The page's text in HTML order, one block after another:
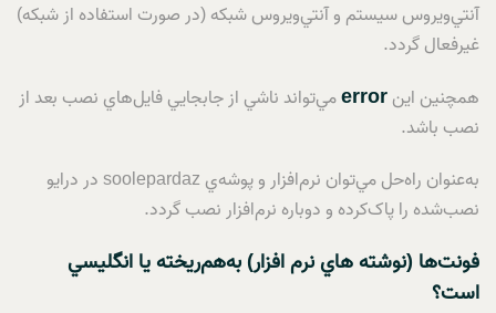
آنتي‌ويروس سيستم و آنتي‌ويروس شبکه (در صورت استفاده از شبکه)
غيرفعال گردد.
همچنين اينerrorمي‌تواند ناشي از جابجايي فايل‌هاي نصب بعد از
نصب باشد.
به‌عنوان راه‌حل مي‌توان نرم‌افزار و پوشه‌ي soolepardaz در درايو
نصب‌شده را پاک‌کرده و دوباره نرم‌افزار نصب گردد.
فونت‌ها (نوشته هاي نرم افزار) به‌هم‌ريخته يا انگليسي
است؟